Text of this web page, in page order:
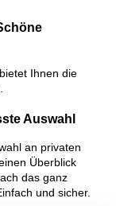
Ihnen die
Auswahl
an privaten
Überblick
das ganz
und sicher.